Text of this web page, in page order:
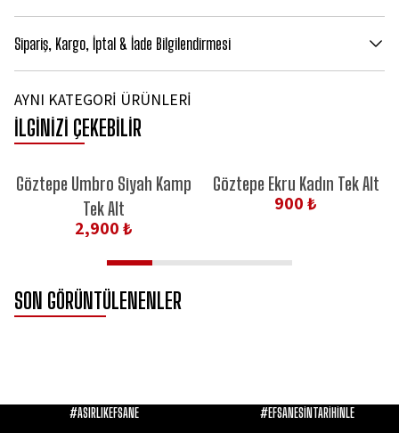
Sipariş, Kargo, İptal & İade Bilgilendirmesi
AYNI KATEGORİ ÜRÜNLERİ
İLGİNİZİ ÇEKEBİLİR
Göztepe Umbro Siyah Kamp
Tek Alt
2,900 ₺
Göztepe Ekru Kadın Tek Alt
900 ₺
SON GÖRÜNTÜLENENLER
#ASIRLIKEFSANE #EFSANESİNTARİHİNLE